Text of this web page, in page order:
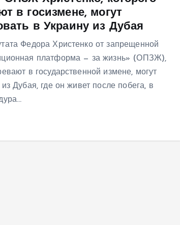
в госизмене, могут
в Украину из Дубая
Федора Христенко от запрещенной
платформа — за жизнь» (ОПЗЖ),
в государственной измене, могут
из Дубая, где он живет после побега, в